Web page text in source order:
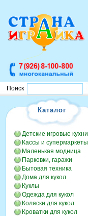
Поиск
Каталог
Детские игровые кухни
Кассы и супермаркеты
Маленькая модница
Парковки, гаражи
Бытовая техника
Дома для кукол
Куклы
Одежда для кукол
Коляски для кукол
Кроватки для кукол